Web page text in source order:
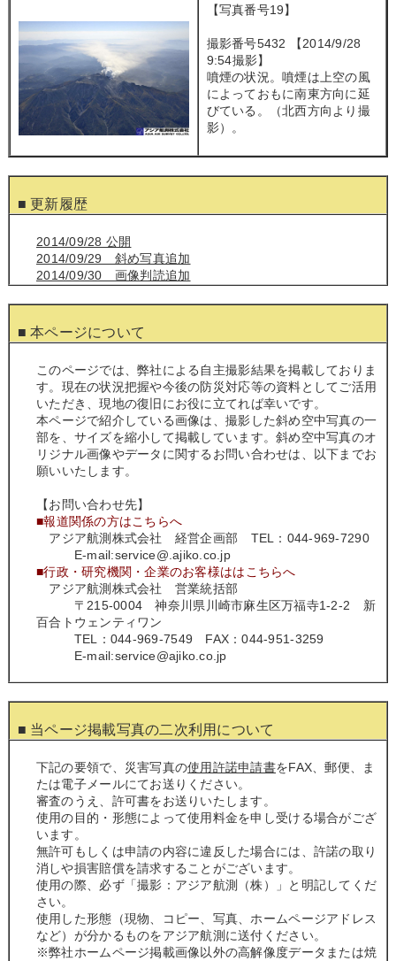
【写真番号19】
撮影番号5432 【2014/9/28
9:54撮影】
噴煙の状況。噴煙は上空の風
によっておもに南東方向に延
びている。（北西方向より撮
影）。
■ 更新履歴
2014/09/28 公開
2014/09/29 斜め写真追加
2014/09/30 画像判読追加
■ 本ページについて
このページでは、弊社による自主撮影結果を掲載しておりま
す。現在の状況把握や今後の防災対応等の資料としてご活用
いただき、現地の復旧にお役に立てれば幸いです。
本ページで紹介している画像は、撮影した斜め空中写真の一
部を、サイズを縮小して掲載しています。斜め空中写真のオ
リジナル画像やデータに関するお問い合わせは、以下までお
願いいたします。
【お問い合わせ先】
■報道関係の方はこちらへ
アジア航測株式会社 経営企画部 TEL：044-969-7290
E-mail:service@.ajiko.co.jp
■行政・研究機関・企業のお客様ははこちらへ
アジア航測株式会社 営業統括部
〒215-0004 神奈川県川崎市麻生区万福寺1‐2‐2 新
百合トウェンティワン
TEL：044-969-7549 FAX：044-951-3259
E-mail:service@ajiko.co.jp
■ 当ページ掲載写真の二次利用について
下記の要領で、災害写真の使用許諾申請書をFAX、郵便、ま
たは電子メールにてお送りください。
審査のうえ、許可書をお送りいたします。
使用の目的・形態によって使用料金を申し受ける場合がござ
います。
無許可もしくは申請の内容に違反した場合には、許諾の取り
消しや損害賠償を請求することがございます。
使用の際、必ず「撮影：アジア航測（株）」と明記してくだ
さい。
使用した形態（現物、コピー、写真、ホームページアドレス
など）が分かるものをアジア航測に送付ください。
※弊社ホームページ掲載画像以外の高解像度データまたは焼